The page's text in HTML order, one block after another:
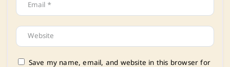
Save my name, email, and website in this browser for